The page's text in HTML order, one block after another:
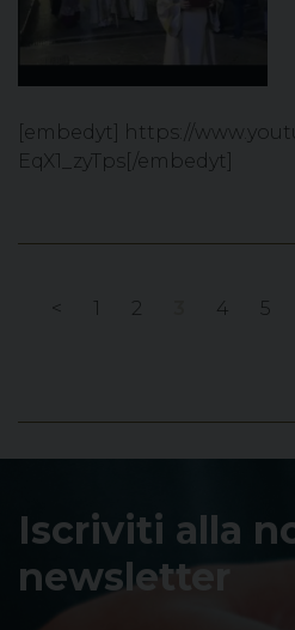
[embedyt] https://
EqX1_zyTps[/embedyt]
< 1 2 4 5
Iscriviti alla
newsletter